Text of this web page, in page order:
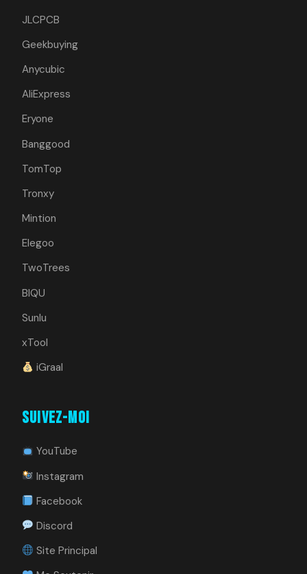
JLCPCB
Geekbuying
Anycubic
AliExpress
Eryone
Banggood
TomTop
Tronxy
Mintion
Elegoo
TwoTrees
BIQU
Sunlu
xTool
iGraal
Suivez-moi
YouTube
Instagram
Facebook
Discord
Site Principal